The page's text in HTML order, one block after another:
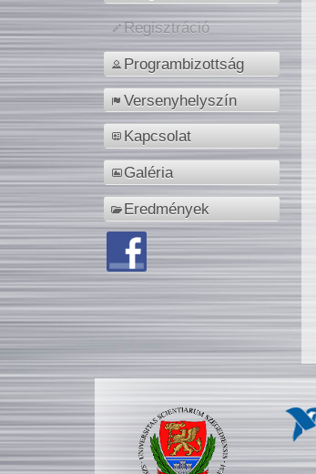
Regisztráció
Programbizottság
Versenyhelyszín
Kapcsolat
Galéria
Eredmények